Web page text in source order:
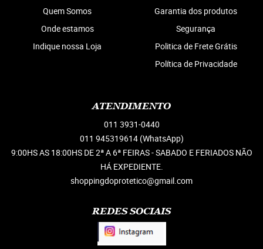
Quem Somos
Onde estamos
Indique nossa Loja
Garantia dos produtos
Segurança
Politica de Frete Grátis
Política de Privacidade
ATENDIMENTO
011 3931-0440
011 945319614 (WhatsApp)
9:00HS AS 18:00HS DE 2ª A 6ª FEIRAS - SABADO E FERIADOS NÃO
HÁ EXPEDIENTE.
shoppingdoprotetico@gmail.com
REDES SOCIAIS